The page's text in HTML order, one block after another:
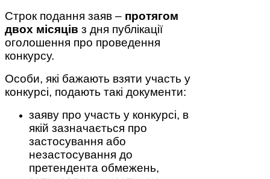
Строк подання заяв – протягом
двох місяців з дня публікації
оголошення про проведення
конкурсу.
Особи, які бажають взяти участь у
конкурсі, подають такі документи:
заяву про участь у конкурсі, в
якій зазначається про
застосування або
незастосування до
претендента обмежень,